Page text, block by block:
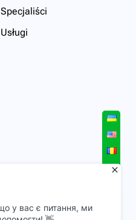
Specjaliści
Usługi